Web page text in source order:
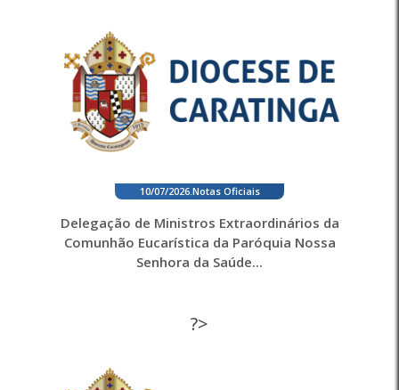
10/07/2026. Notas Oficiais
Delegação de Ministros Extraordinários da
Comunhão Eucarística da Paróquia Nossa
Senhora da Saúde...
?>